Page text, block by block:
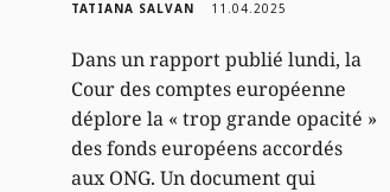
TATIANA SALVAN 11.04.2025
Dans un rapport publié lundi, la
Cour des comptes européenne
déplore la « trop grande opacité »
des fonds européens accordés
aux ONG. Un document qui